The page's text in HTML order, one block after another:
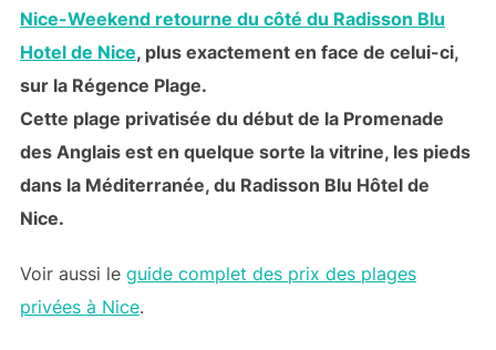
Nice-Weekend retourne du côté du Radisson Blu
Hotel de Nice, plus exactement en face de celui-ci,
sur la Régence Plage.
Cette plage privatisée du début de la Promenade
des Anglais est en quelque sorte la vitrine, les pieds
dans la Méditerranée, du Radisson Blu Hôtel de
Nice.
Voir aussi le guide complet des prix des plages
privées à Nice.